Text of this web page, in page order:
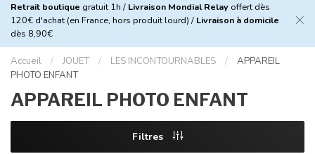
Retrait boutique gratuit 1h / Livraison Mondial Relay offert dès
120€ d'achat (en France, hors produit lourd) / Livraison à domicile
dès 8,90€
Accueil / JOUET / LES INCONTOURNABLES /
APPAREIL
PHOTO ENFANT
APPAREIL PHOTO ENFANT
Filtres